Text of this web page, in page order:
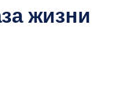
жизни